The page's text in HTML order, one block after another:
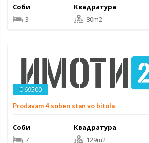
Соби
3
Квадратура
80m2
€ 69500
Prodavam 4 soben stan vo bitola
Соби
7
Квадратура
129m2